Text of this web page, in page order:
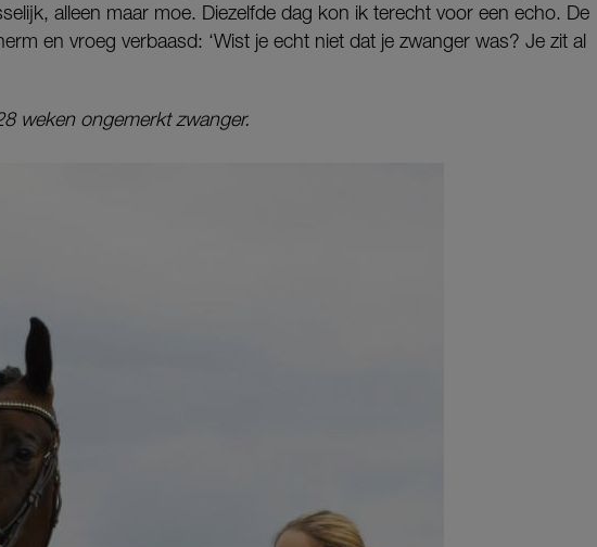
alleen maar moe. Diezelfde dag kon ik terecht voor een echo. De
en vroeg verbaasd: ‘Wist je echt niet dat je zwanger was? Je zit al
weken ongemerkt zwanger.